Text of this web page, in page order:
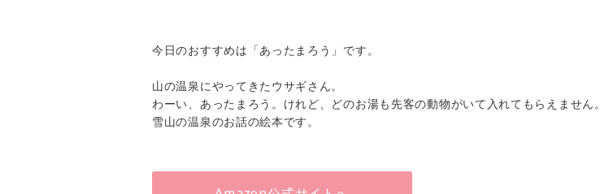
今日のおすすめは「あったまろう」です。
山の温泉にやってきたウサギさん。
わーい、あったまろう。けれど、どのお湯も先客の動物がいて入れてもらえません。
雪山の温泉のお話の絵本です。